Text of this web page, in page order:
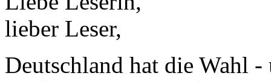
lieber Leser,
Deutschland hat die Wahl